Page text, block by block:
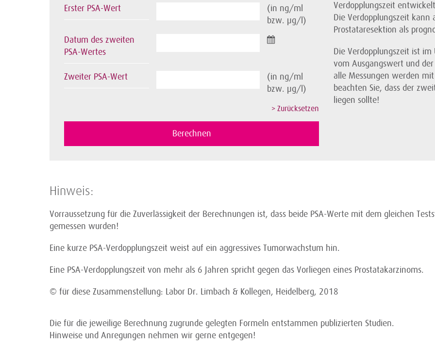
Erster PSA-Wert
(in ng/ml
bzw. µg/l)
Datum des zweiten
PSA-Wertes
Zweiter PSA-Wert
(in ng/ml
bzw. µg/l)
Verdopplungszeit
Die Verdopplungszeit kann
Prostataresektion als
Die Verdopplungszeit ist
vom Ausgangswert und
alle Messungen werden
beachten Sie, dass der
liegen sollte!
Hinweis:
Vorraussetzung für die Zuverlässigkeit der Berechnungen ist, dass beide PSA-Werte mit dem gleichen
gemessen wurden!
Eine kurze PSA-Verdopplungszeit weist auf ein aggressives Tumorwachstum hin.
Eine PSA-Verdopplungszeit von mehr als 6 Jahren spricht gegen das Vorliegen eines Prostatakarzinoms.
© für diese Zusammenstellung: Labor Dr. Limbach & Kollegen, Heidelberg, 2018
Die für die jeweilige Berechnung zugrunde gelegten Formeln entstammen publizierten Studien.
Hinweise und Anregungen nehmen wir gerne entgegen!